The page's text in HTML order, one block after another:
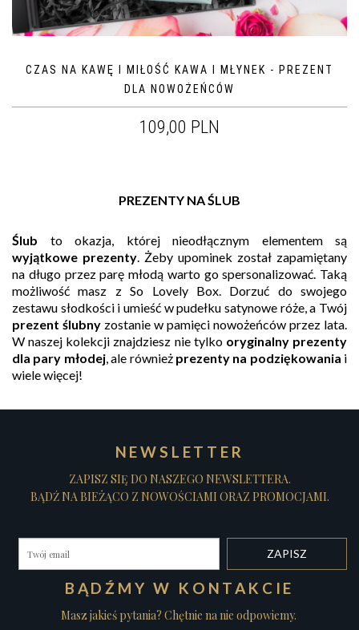
CZAS NA KAWĘ I MIŁOŚĆ KAWA I MŁYNEK - PREZENT
DLA NOWOŻEŃCÓW
109,00 PLN
PREZENTY NA ŚLUB
Ślub to okazja, której nieodłącznym elementem są
wyjątkowe prezenty. Żeby upominek został zapamiętany
na długo przez parę młodą warto go spersonalizować. Taką
możliwość masz z So Lovely Box. Dorzuć do swojego
zestawu słodkości i umieść w pudełku satynowe róże, a Twój
prezent ślubny zostanie w pamięci nowożeńców przez lata.
W naszej kolekcji znajdziesz nie tylko oryginalny prezenty
dla pary młodej, ale również prezenty na podziękowania i
wiele więcej!
NEWSLETTER
ZAPISZ SIĘ DO NASZEGO NEWSLETTERA.
BĄDŹ NA BIEŻĄCO Z NOWOŚCIAMI ORAZ PROMOCJAMI.
BĄDŹMY W KONTAKCIE
Masz jakieś pytania? Chętnie na nie odpowiemy.